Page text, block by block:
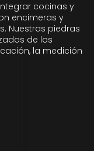
cocinas y
encimeras y
Nuestras piedras
de los
la medición